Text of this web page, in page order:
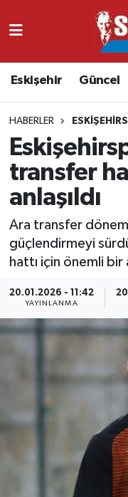
Eskişehir Güncel
HABERLER
transfer
anlaşıldı
Ara transfer
güçlendirmeyi
hattı için önemli bir
20.01.2026 - 11:42
YAYINLANMA
Ekonomi
Güncel
Kültür & Sanat
Magazin
Resmi İlanlar
Sağlık
Nöbetçi
Namaz
Trafik Durumu
Süper Lig Puan
Tüm Manşetler
Son Dakika
Haber Arşivi